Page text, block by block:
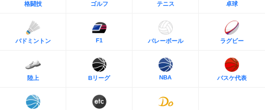
格闘技 ゴルフ テニス 卓球
バドミントン F1 バレーボール ラグビー
陸上 Bリーグ NBA バスケ代表